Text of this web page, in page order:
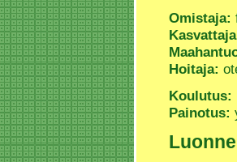
Omistaja:
Hoitaja:
Koulutus:
Painotus:
Luonne